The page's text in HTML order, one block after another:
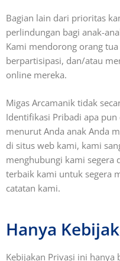
Bagian lain dari prioritas
perlindungan bagi anak-
Kami mendorong orang
berpartisipasi, dan/atau
online mereka.
Migas Arcamanik tidak
Identifikasi Pribadi apa
menurut Anda anak Anda
di situs web kami, kami
menghubungi kami segera
terbaik kami untuk segera
catatan kami.
Hanya
Kebijakan Privasi ini